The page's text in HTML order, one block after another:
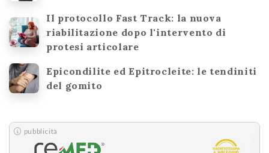
Il protocollo Fast Track: la nuova
riabilitazione dopo l'intervento di
protesi articolare
Epicondilite ed Epitrocleite: le tendiniti
del gomito
pubblicità